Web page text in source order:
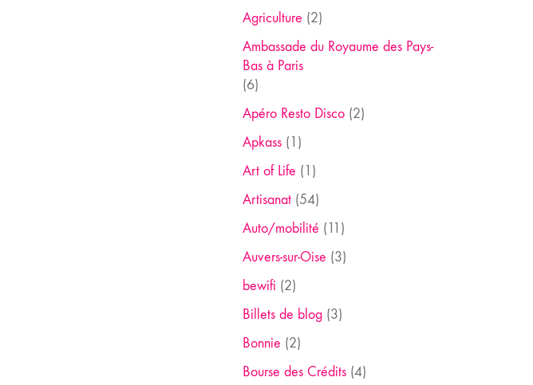
Agriculture (2)
Ambassade du Royaume des Pays-
Bas à Paris
(6)
Apéro Resto Disco(2)
Apkass(1)
Art of Life (1)
Artisanat(54)
Auto/mobilité (11)
Auvers-sur-Oise (3)
bewifi (2)
Billets de blog(3)
Bonnie (2)
Bourse des Crédits(4)